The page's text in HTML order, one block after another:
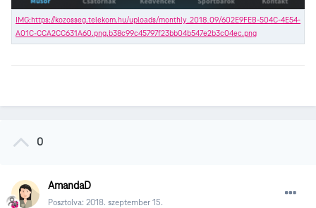
0
AmandaD
Posztolva: 2018. szeptember 15.